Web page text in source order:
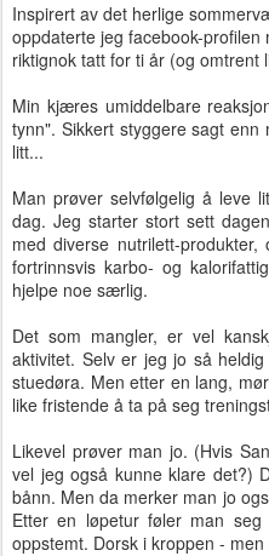
Inspirert av det herlige
oppdaterte jeg facebook-
riktignok tatt for ti år (og omtrent
Min kjæres umiddelbare
tynn". Sikkert styggere sagt
litt...
Man prøver selvfølgelig å leve
dag. Jeg starter stort sett
med diverse nutrilett-
fortrinnsvis karbo- og
hjelpe noe særlig.
Det som mangler, er vel
aktivitet. Selv er jeg jo så
stuedøra. Men etter en lang,
like fristende å ta på seg
Likevel prøver man jo. (Hvis
vel jeg også kunne klare det?)
bånn. Men da merker man jo
Etter en løpetur føler man
oppstemt. Dorsk i kroppen -